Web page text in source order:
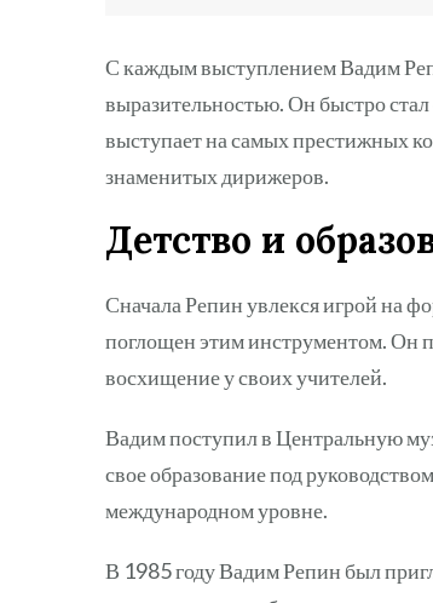
С каждым выступлением Вадим
выразительностью. Он быстро
выступает на самых престижных
знаменитых дирижеров.
Детство и
Сначала Репин увлекся игрой на
поглощен этим инструментом. Он
восхищение у своих учителей.
Вадим поступил в Центральную
свое образование под
международном уровне.
В 1985 году Вадим Репин был